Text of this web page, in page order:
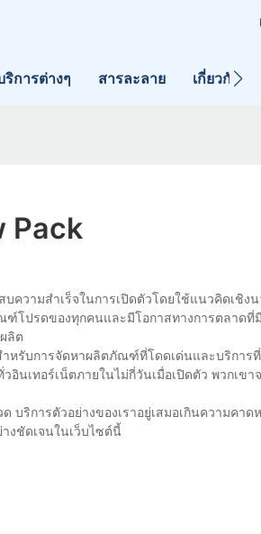
ริการต่างๆ สารละลาย เกี่ยวกับเรา
Pack
บความสำเร็จในการเปิดตัวโดยใช้แนวคิดเชิง
โปรดของทุกคนและมีโอกาสทางการตลาดที่
ลิต
ำหรับการจัดหาผลิตภัณฑ์ที่โดดเด่นและบริการ
เทอร์เน็ตภายในไม่กี่วันเมื่อเปิดตัว พวกเขา
ริการตัวอย่างของเราอยู่เสมอเกินความคาด
งชัดเจนในเว็บไซต์นี้